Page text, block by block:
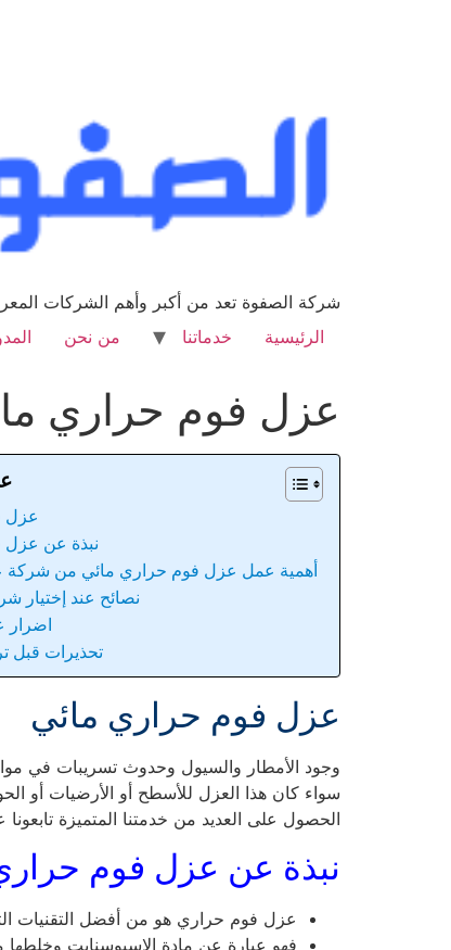
شركة الصفوة تعد من أكبر وأهم الشركات
الرئيسية
خدماتنا من نحن
عزل فوم حراري مائي
عزل
نبذة عن عزل
أهمية عمل عزل فوم حراري مائي من شركة
نصائح عند إختيار
اضرار
تحذيرات قبل
عزل فوم حراري مائي
وجود الأمطار والسيول وحدوث تسريبات في
سواء كان هذا العزل للأسطح أو الأرضيات أو
الحصول على العديد من خدمتنا المتميزة تابعونا
نبذة عن عزل فوم
عزل فوم حراري هو من أفضل التقنيات
فهو عبارة عن مادة الاسيوسنايت وخلطها